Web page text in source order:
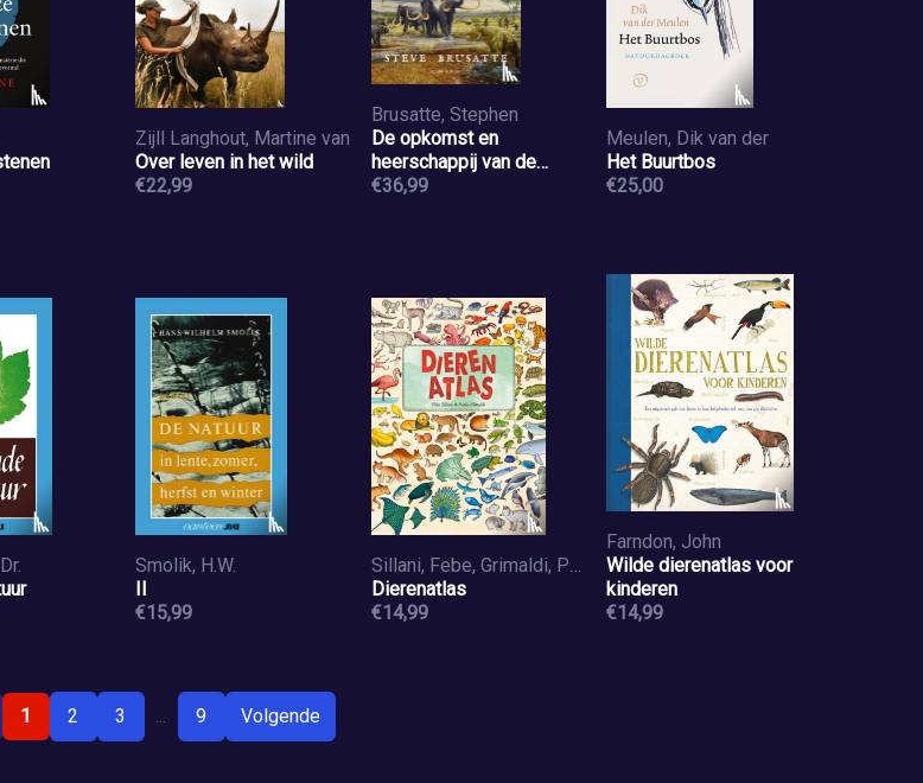
Zijll Langhout, Martine van
Over leven in het wild
€22,99
Brusatte, Stephen
De opkomst en
heerschappij van de
zoogdieren
€36,99
Meulen, Dik van der
Het Buurtbos
€25,00
Smolik, H.W.
II
€15,99
Sillani, Febe, Grimaldi, Paola
Dierenatlas
€14,99
Farndon, John
Wilde dierenatlas voor
kinderen
€14,99
1 2 3 ... 9 Volgende